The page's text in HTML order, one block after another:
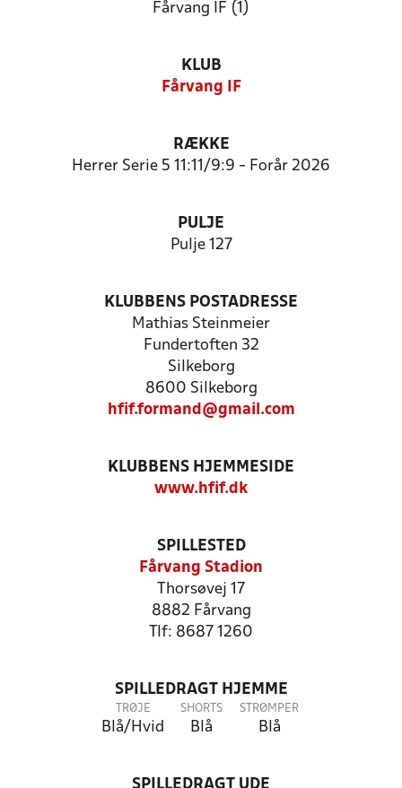
Fårvang IF (1)
KLUB
Fårvang IF
RÆKKE
Herrer Serie 5 11:11/9:9 - Forår 2026
PULJE
Pulje 127
KLUBBENS POSTADRESSE
Mathias Steinmeier
Fundertoften 32
Silkeborg
8600 Silkeborg
hfif.formand@gmail.com
KLUBBENS HJEMMESIDE
www.hfif.dk
SPILLESTED
Fårvang Stadion
Thorsøvej 17
8882 Fårvang
Tlf: 8687 1260
SPILLEDRAGT HJEMME
TRØJE
Blå/Hvid
SHORTS
Blå
STRØMPER
Blå
SPILLEDRAGT UDE